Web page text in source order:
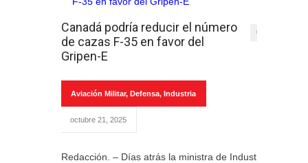
Canadá podría reducir el número
de cazas F-35 en favor del
Gripen-E
0
Aviación Militar, Defensa, Industria
octubre 21, 2025
Redacción. – Días atrás la ministra de Industria